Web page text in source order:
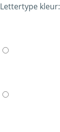
Lettertype kleur: